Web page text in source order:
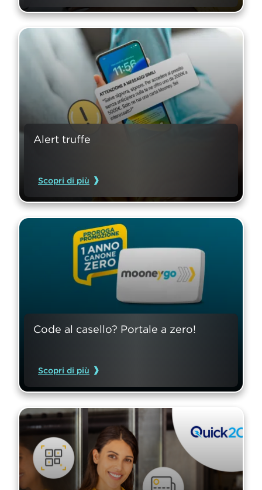
Alert truffe
Scopri di più
Code al casello? Portale a zero!
Scopri di più